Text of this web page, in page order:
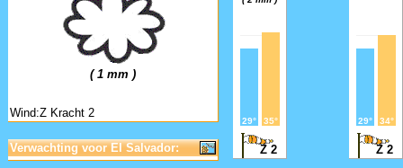
( 1 mm )
Wind:Z Kracht 2
Verwachting voor El Salvador:
29° 35° 29° 34°
Z 2 Z 2